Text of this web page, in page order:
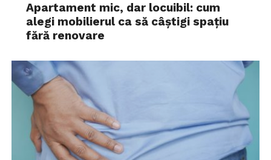
Apartament mic, dar locuibil: cum
alegi mobilierul ca să câștigi spațiu
fără renovare